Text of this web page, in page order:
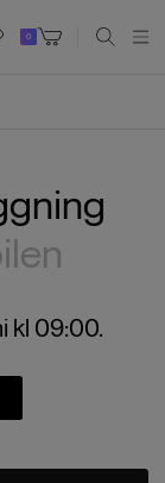
0
kl 09:00.